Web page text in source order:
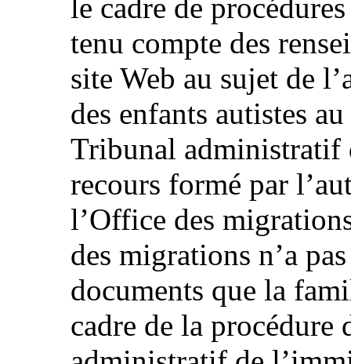
le cadre de
tenu compte des
site Web au sujet de
des enfants autistes
Tribunal administratif
recours formé par
l’Office des
des migrations n’a
documents que la
cadre de la